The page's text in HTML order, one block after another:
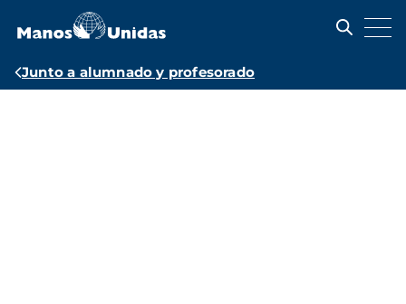
contenido
Ruta
Junto a alumnado y profesorado